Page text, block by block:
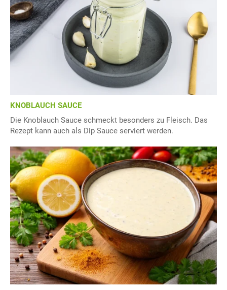
KNOBLAUCH SAUCE
Die Knoblauch Sauce schmeckt besonders zu Fleisch. Das
Rezept kann auch als Dip Sauce serviert werden.